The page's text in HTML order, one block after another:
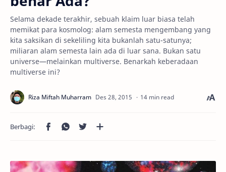
Selama dekade terakhir, sebuah klaim luar biasa telah
memikat para kosmolog: alam semesta mengembang yang
kita saksikan di sekeliling kita bukanlah satu-satunya;
miliaran alam semesta lain ada di luar sana. Bukan satu
universe—melainkan multiverse. Benarkah keberadaan
multiverse ini?
14 min read